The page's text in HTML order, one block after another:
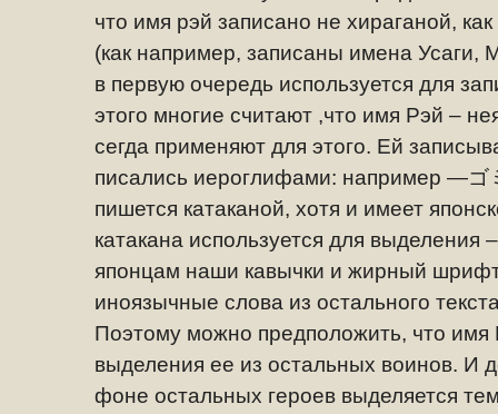
что имя рэй записано не хираганой,
(как например, записаны имена Усаги,
в первую очередь используется для
этого многие считают ,что имя Рэй –
сегда применяют для этого. Ей
писались иероглифами: например —ゴ
пишется катаканой, хотя и имеет
катакана используется для
японцам наши кавычки и жирный
иноязычные слова из остального
Поэтому можно предположить, что имя
выделения ее из остальных воинов. И
фоне остальных героев выделяется